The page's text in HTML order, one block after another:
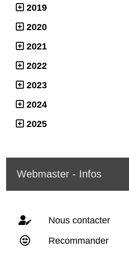
2019
2020
2021
2022
2023
2024
2025
Webmaster - Infos
Nous contacter
Recommander